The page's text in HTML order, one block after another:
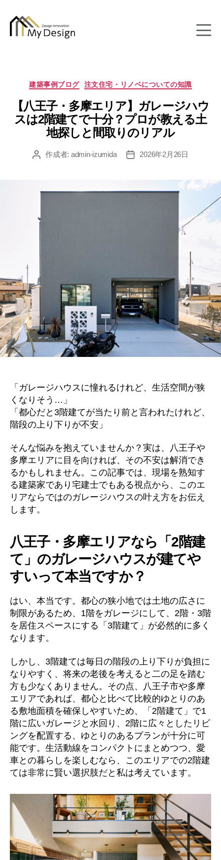
カ
ゴ
リ
ー
建築事例ブログ 注文住宅・リノベについての知識
【八王子・多摩エリア】ガレージハウ
スは2階建てで十分？プロが教える土
地探しと間取りのリアル
投 作成者: admin-izumida
投
2026年2月26日
「ガレージハウスに憧れるけれど、生活空間が狭
くなりそう…」
「都心だと3階建てが当たり前と言われたけれど、
階段の上り下りが不安」
そんな悩みを抱えていませんか？実は、八王子や
多摩エリアに目を向ければ、その不安は解消でき
るかもしれません。この記事では、現場を熟知す
る建築家であり宅建士でもある視点から、このエ
リアならではのガレージハウスの叶え方をお伝え
します。
八王子・多摩エリアなら「2階建
て」のガレージハウスが建てや
すいって本当ですか？
はい、本当です。都心の狭小地では土地の広さに
制限があるため、1階をガレージにして、2階・3階
を居住スペースにする「3階建て」が必然的に多く
なります。
しかし、3階建ては毎日の階段の上り下りが負担に
なりやすく、将来の老後を考えると二の足を踏む
方も少なくありません。その点、八王子市や多摩
エリアであれば、都心と比べて比較的ゆとりのあ
る敷地面積を確保しやすいため、「2階建て」で1
階に広いガレージと水回り、2階に広々としたリビ
ングを配置する、ゆとりのあるプランが十分に可
能です。生活動線をコンパクトにまとめつつ、愛
車との暮らしを楽しむなら、このエリアでの2階建
ては非常に賢い選択肢だと私は考えています。